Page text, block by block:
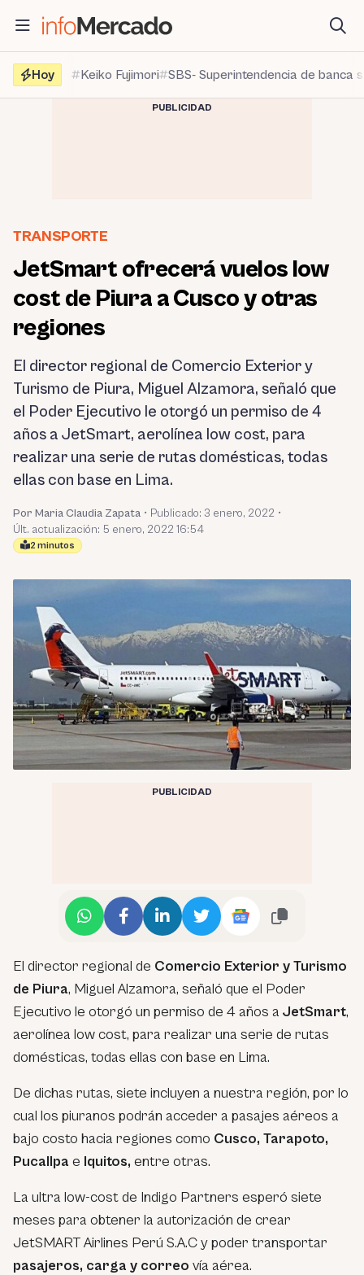
contenido
Hoy
Keiko Fujimori SBS- Superintendencia de banca
PUBLICIDAD
TRANSPORTE
JetSmart ofrecerá vuelos low
cost de Piura a Cusco y otras
regiones
El director regional de Comercio Exterior y
Turismo de Piura, Miguel Alzamora, señaló que
el Poder Ejecutivo le otorgó un permiso de 4
años a JetSmart, aerolínea low cost, para
realizar una serie de rutas domésticas, todas
ellas con base en Lima.
Por Maria Claudia Zapata • Publicado: 3 enero, 2022 •
Últ. actualización: 5 enero, 2022 16:54
2 minutos
PUBLICIDAD
El director regional de Comercio Exterior y Turismo
de Piura, Miguel Alzamora, señaló que el Poder
Ejecutivo le otorgó un permiso de 4 años a JetSmart,
aerolínea low cost, para realizar una serie de rutas
domésticas, todas ellas con base en Lima.
De dichas rutas, siete incluyen a nuestra región, por lo
cual los piuranos podrán acceder a pasajes aéreos a
bajo costo hacia regiones como Cusco, Tarapoto,
Pucallpa e Iquitos, entre otras.
La ultra low-cost de Indigo Partners esperó siete
meses para obtener la autorización de crear
JetSMART Airlines Perú S.A.C y poder transportar
pasajeros, carga y correo vía aérea.